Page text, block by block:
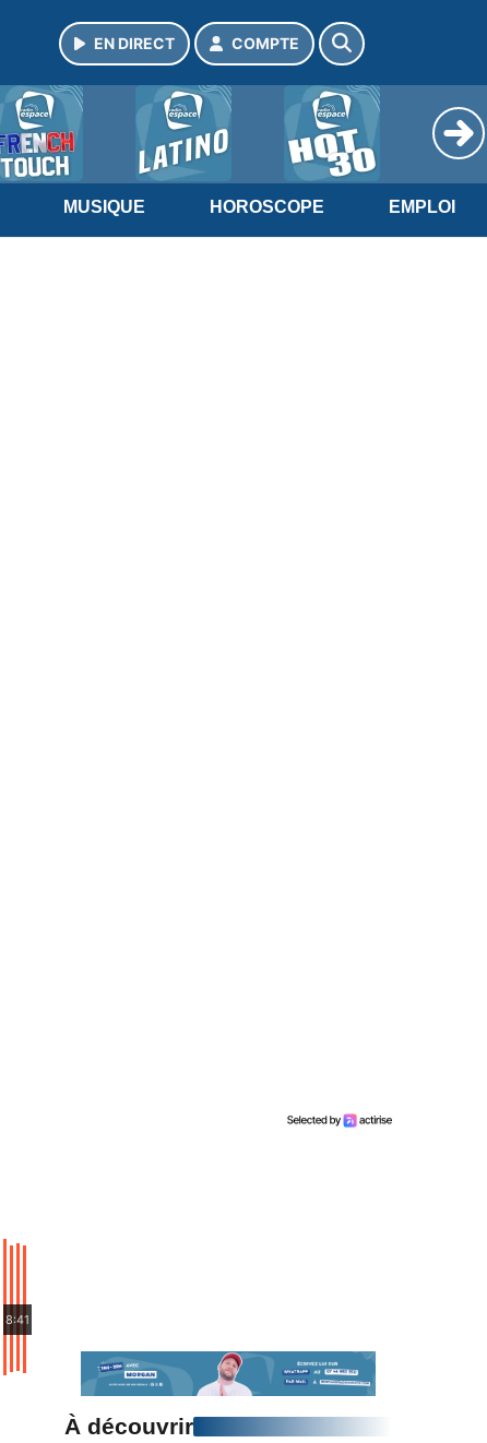
EN DIRECT COMPTE
MUSIQUE HOROSCOPE EMPLOI
8:41
À découvrir